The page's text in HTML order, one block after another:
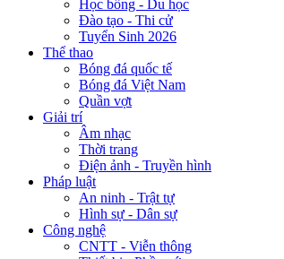
Học bổng - Du học
Đào tạo - Thi cử
Tuyển Sinh 2026
Thể thao
Bóng đá quốc tế
Bóng đá Việt Nam
Quần vợt
Giải trí
Âm nhạc
Thời trang
Điện ảnh - Truyền hình
Pháp luật
An ninh - Trật tự
Hình sự - Dân sự
Công nghệ
CNTT - Viễn thông